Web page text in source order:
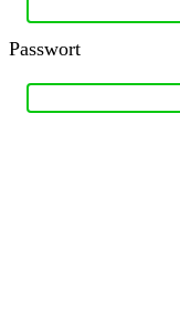
Passwort